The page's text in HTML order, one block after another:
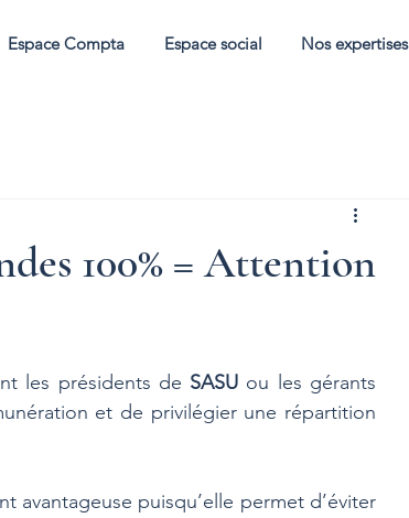
Espace Compta Espace social Nos expertises
100% = Attention
les présidents de SASU ou les gérants
et de privilégier une répartition
avantageuse puisqu’elle permet d’éviter